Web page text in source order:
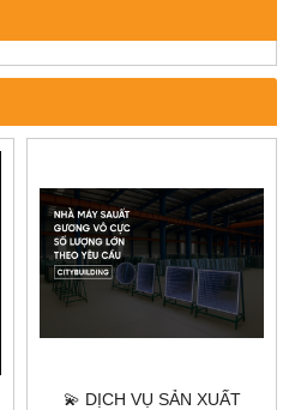
💫 DỊCH VỤ SẢN XUẤT